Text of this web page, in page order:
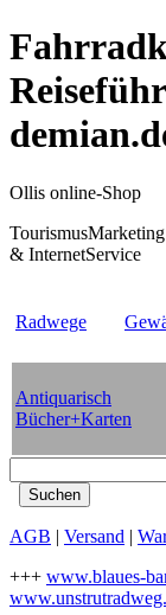
Ollis online-Shop
TourismusMarketing
& InternetService
Radwege
Antiquarisch
Bücher+Karten
AGB | Versand |
+++ www.blaues-